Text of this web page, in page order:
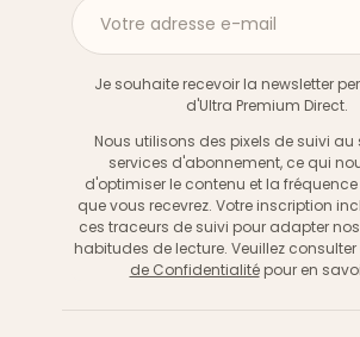
Votre adresse e-mail
Je souhaite recevoir la newsletter
d'Ultra Premium Direct.
Nous utilisons des pixels de suivi au
services d'abonnement, ce qui
d'optimiser le contenu et la
que vous recevrez. Votre inscription
ces traceurs de suivi pour adapter
habitudes de lecture. Veuillez consulter
de Confidentialitépour en